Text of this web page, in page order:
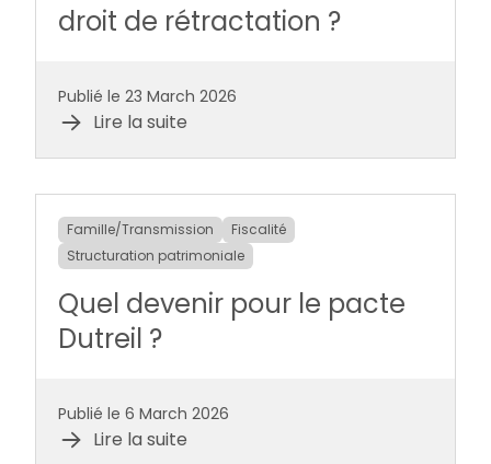
droit de rétractation ?
Publié le 23 March 2026
Lire la suite
Famille/Transmission
Fiscalité
Structuration patrimoniale
Quel devenir pour le pacte
Dutreil ?
Publié le 6 March 2026
Lire la suite